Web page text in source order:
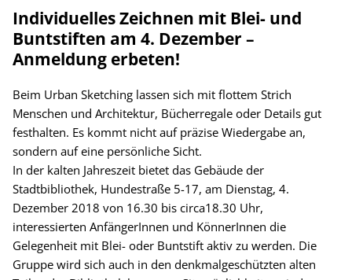
Individuelles Zeichnen mit Blei- und
Buntstiften am 4. Dezember –
Anmeldung erbeten!
Beim Urban Sketching lassen sich mit flottem Strich
Menschen und Architektur, Bücherregale oder Details gut
festhalten. Es kommt nicht auf präzise Wiedergabe an,
sondern auf eine persönliche Sicht.
In der kalten Jahreszeit bietet das Gebäude der
Stadtbibliothek, Hundestraße 5-17, am Dienstag, 4.
Dezember 2018 von 16.30 bis circa18.30 Uhr,
interessierten AnfängerInnen und KönnerInnen die
Gelegenheit mit Blei- oder Buntstift aktiv zu werden. Die
Gruppe wird sich auch in den denkmalgeschützten alten